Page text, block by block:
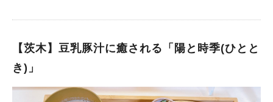
ンの配置が 個人的にめっちゃ好みでテンションが上がりました
野菜のちらし寿司 いただいたもの。 「ちらし寿司ランチ お
吸い物付き」1300円 旬の春野菜たっぷりのちらし寿司。 店主
【茨木】豆乳豚汁に癒される「陽と時季(ひとと
き)」